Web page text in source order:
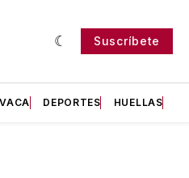
Suscríbete
DEPORTES HUELLAS